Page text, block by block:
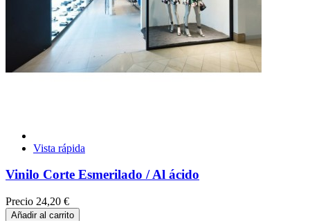
Vista rápida
Vinilo Corte Esmerilado / Al ácido
Precio 24,20 €
Añadir al carrito